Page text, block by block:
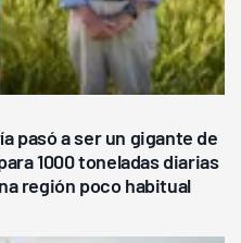
pasó a ser un gigante de
1000 toneladas diarias
región poco habitual